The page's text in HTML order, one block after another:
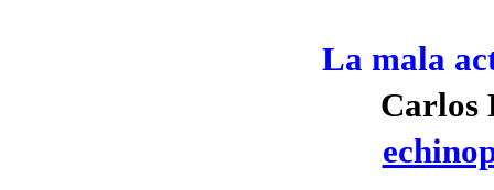
La mala
Carlos